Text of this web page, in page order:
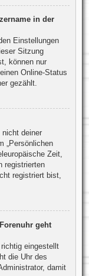
in der
Einstellungen
Sitzung
können nur
Online-Status
gezählt.
nicht deiner
„Persönlichen
Zeit,
registrierten
registriert bist,
geht
eingestellt
die Uhr des
damit